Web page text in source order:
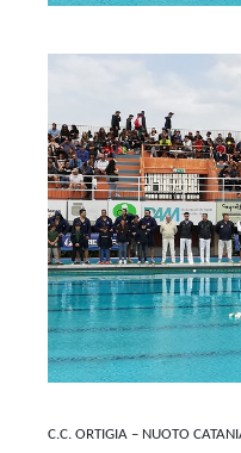
C.C. ORTIGIA – NUOTO